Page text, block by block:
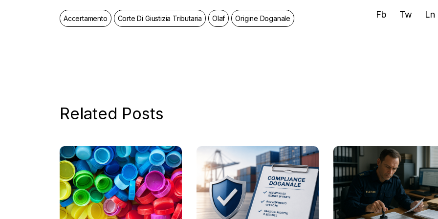
Accertamento Corte Di Giustizia Tributaria Olaf Origine Doganale Fb Tw Ln
Related Posts